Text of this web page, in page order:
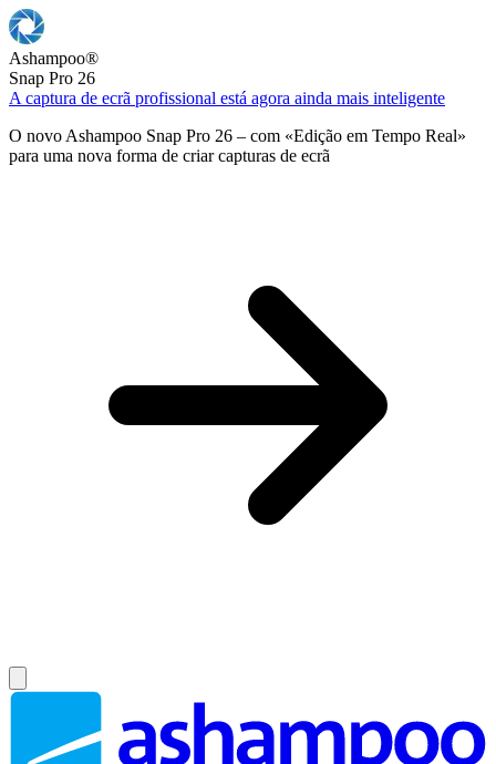
Ashampoo®
Snap Pro 26
A captura de ecrã profissional está agora ainda mais inteligente
O novo Ashampoo Snap Pro 26 – com «Edição em Tempo Real»
para uma nova forma de criar capturas de ecrã